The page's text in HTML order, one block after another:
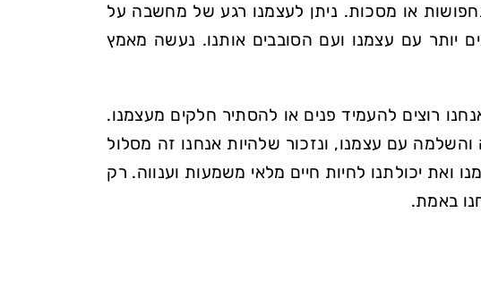
או מסכות. ניתן לעצמנו רגע של מחשבה על
יותר עם עצמנו ועם הסובבים אותנו. נעשה מאמץ
רוצים להעמיד פנים או להסתיר חלקים מעצמנו.
עם עצמנו, ונזכור שלהיות אנחנו זה מסלול
ואת יכולתנו לחיות חיים מלאי משמעות וענווה. רק
באמת.